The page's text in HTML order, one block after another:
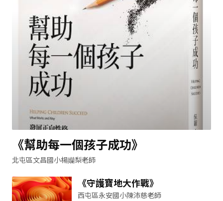
《幫助每一個孩子成功》
北屯區文昌國小楊孏梨老師
《守護寶地大作戰》
西屯區永安國小陳沛慈老師